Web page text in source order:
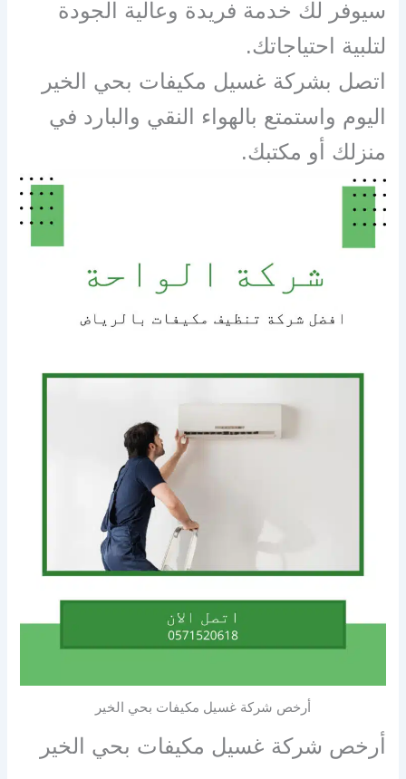
سيوفر لك خدمة فريدة وعالية الجودة
لتلبية احتياجاتك.
اتصل بشركة غسيل مكيفات بحي الخير
اليوم واستمتع بالهواء النقي والبارد في
منزلك أو مكتبك.
أرخص شركة غسيل مكيفات بحي الخير
أرخص شركة غسيل مكيفات بحي الخير